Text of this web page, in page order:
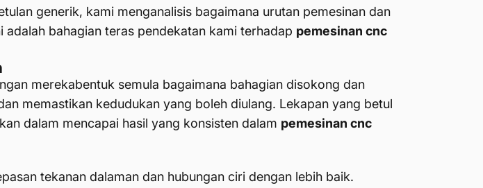
generik, kami menganalisis bagaimana urutan pemesinan dan
bahagian teras pendekatan kami terhadap pemesinan cnc
merekabentuk semula bagaimana bahagian disokong dan
memastikan kedudukan yang boleh diulang. Lekapan yang betul
dalam mencapai hasil yang konsisten dalam pemesinan cnc
tekanan dalaman dan hubungan ciri dengan lebih baik.